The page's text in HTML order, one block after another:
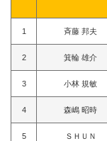
1 斉藤 邦夫
2 箕輪 雄介
3 小林 規敏
4 森嶋 昭時
5 ＳＨＵＮ